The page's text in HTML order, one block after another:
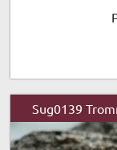
Sug0139